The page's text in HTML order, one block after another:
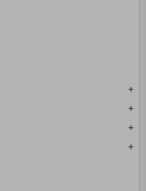
add
add
add
add